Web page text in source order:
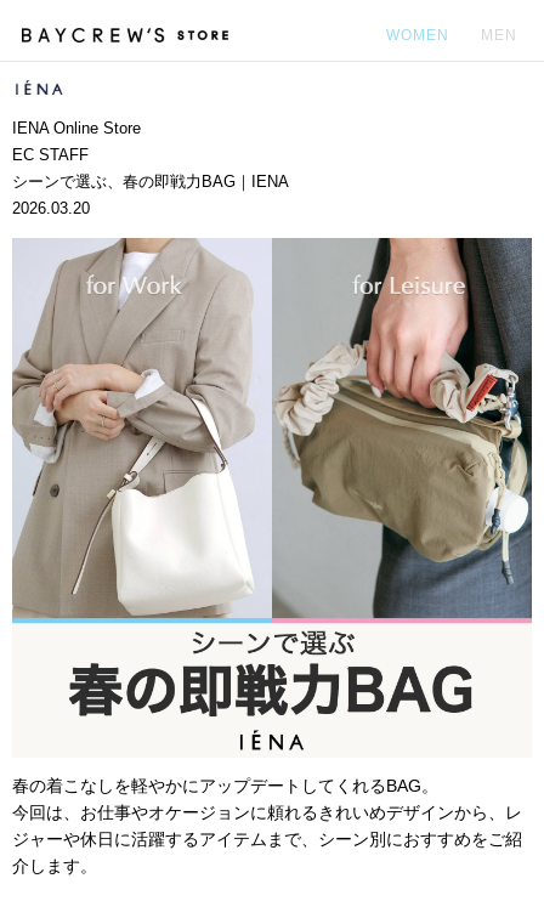
WOMEN MEN
IENA Online Store
EC STAFF
シーンで選ぶ、春の即戦力BAG｜IENA
2026.03.20
春の着こなしを軽やかにアップデートしてくれるBAG。
今回は、お仕事やオケージョンに頼れるきれいめデザインから、レ
ジャーや休日に活躍するアイテムまで、シーン別におすすめをご紹
介します。